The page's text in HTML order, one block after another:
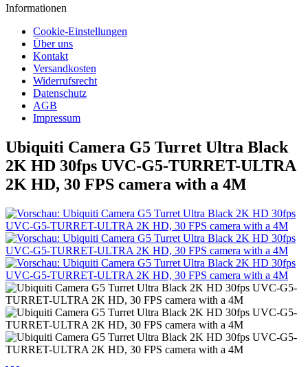
Informationen
Cookie-Einstellungen
Über uns
Kontakt
Versandkosten
Widerrufsrecht
Datenschutz
AGB
Impressum
Ubiquiti Camera G5 Turret Ultra Black
2K HD 30fps UVC-G5-TURRET-ULTRA
2K HD, 30 FPS camera with a 4M